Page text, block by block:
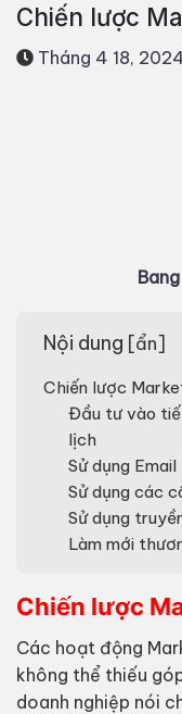
Chiến lược
Tháng 4 18,
Nội dung [ẩn]
Chiến lược
Đầu tư vào
lịch
Sử dụng
Sử dụng các
Sử dụng
Làm mới
Chiến lược
Các hoạt động
không thể thiếu
doanh nghiệp nói